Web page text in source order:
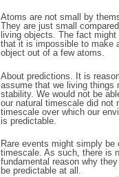
Atoms are not small by
They are just small
living objects. The fact
that it is impossible to make
object out of a few atoms.
About predictions. It is
assume that we living things
stability. We would not be
our natural timescale did not
timescale over which our
is predictable.
Rare events might simply be
timescale. As such, there is
fundamental reason why
be predictable at all.